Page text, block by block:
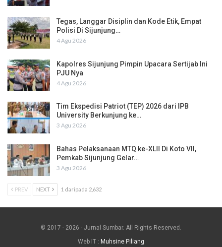
Tegas, Langgar Disiplin dan Kode Etik, Empat
Polisi Di Sijunjung…
4 Agu 2026
Kapolres Sijunjung Pimpin Upacara Sertijab Ini
PJU Nya
4 Agu 2026
Tim Ekspedisi Patriot (TEP) 2026 dari IPB
University Berkunjung ke…
3 Agu 2026
Bahas Pelaksanaan MTQ ke-XLII Di Koto VII,
Pemkab Sijunjung Gelar…
3 Agu 2026
PREV NEXT 1 daripada 2,632
© 2017 - 2026 - Jurnal Sumbar. All Rights Reserved.
Web IT : Muhsine Piliang